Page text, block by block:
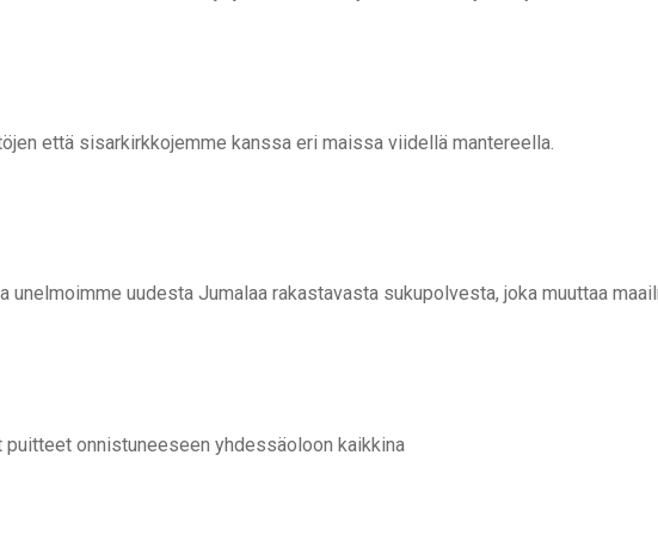
että sisarkirkkojemme kanssa eri maissa viidellä mantereella.
uudesta Jumalaa rakastavasta sukupolvesta, joka muuttaa
onnistuneeseen yhdessäoloon kaikkina